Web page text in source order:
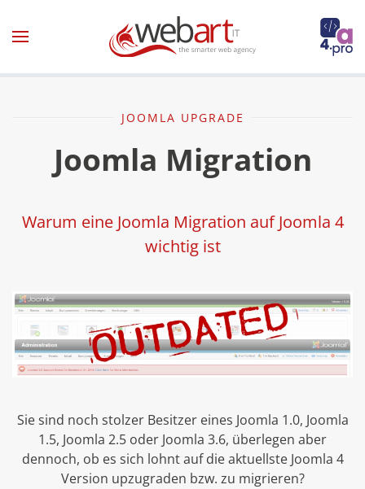
Zum Hauptinhalt springen
JOOMLA UPGRADE
Joomla Migration
Warum eine Joomla Migration auf Joomla 4
wichtig ist
Sie sind noch stolzer Besitzer eines Joomla 1.0, Joomla
1.5, Joomla 2.5 oder Joomla 3.6, überlegen aber
dennoch, ob es sich lohnt auf die aktuellste Joomla 4
Version upzugraden bzw. zu migrieren?